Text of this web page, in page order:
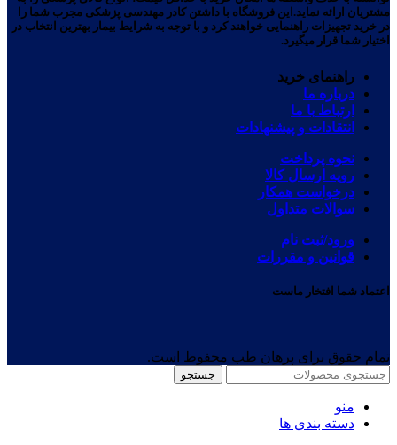
مشتریان ارائه نماید.این فروشگاه با داشتن کادر مهندسی پزشکی مجرب شما را
در خرید تجهیزات راهنمایی خواهند کرد و با توجه به شرایط بیمار بهترین انتخاب در
اختیار شما قرار میگیرد.
راهنمای خرید
درباره ما
ارتباط با ما
انتقادات و پیشنهادات
نحوه پرداخت
رویه ارسال کالا
درخواست همکار
سوالات متداول
ورود/ثبت نام
قوانین و مقررات
اعتماد شما افتخار ماست
تمام حقوق برای پرهان طب محفوظ است.
جستجو
منو
دسته بندی ها